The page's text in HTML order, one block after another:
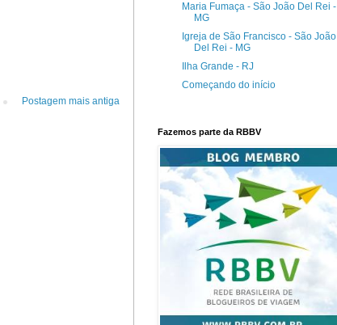
Postagem mais antiga
Maria Fumaça - São João Del Rei -
MG
Igreja de São Francisco - São João
Del Rei - MG
Ilha Grande - RJ
Começando do início
Fazemos parte da RBBV